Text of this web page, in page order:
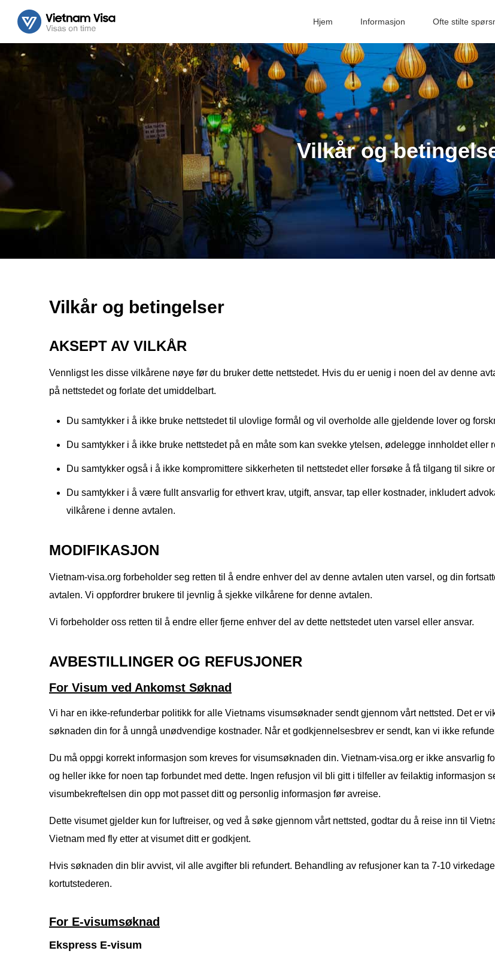
Hjem Informasjon Ofte stilte
Vilkår og
Vilkår og betingelser
AKSEPT AV VILKÅR
Vennligst les disse vilkårene nøye før du bruker dette nettstedet. Hvis du er uenig i noen del av denne
på nettstedet og forlate det umiddelbart.
Du samtykker i å ikke bruke nettstedet til ulovlige formål og vil overholde alle gjeldende lover og
Du samtykker i å ikke bruke nettstedet på en måte som kan svekke ytelsen, ødelegge innholdet eller
Du samtykker også i å ikke kompromittere sikkerheten til nettstedet eller forsøke å få tilgang til sikre
Du samtykker i å være fullt ansvarlig for ethvert krav, utgift, ansvar, tap eller kostnader, inkludert
vilkårene i denne avtalen.
MODIFIKASJON
Vietnam-visa.org forbeholder seg retten til å endre enhver del av denne avtalen uten varsel, og din
avtalen. Vi oppfordrer brukere til jevnlig å sjekke vilkårene for denne avtalen.
Vi forbeholder oss retten til å endre eller fjerne enhver del av dette nettstedet uten varsel eller ansvar.
AVBESTILLINGER OG REFUSJONER
For Visum ved Ankomst Søknad
Vi har en ikke-refunderbar politikk for alle Vietnams visumsøknader sendt gjennom vårt nettsted. Det er
søknaden din for å unngå unødvendige kostnader. Når et godkjennelsesbrev er sendt, kan vi ikke
Du må oppgi korrekt informasjon som kreves for visumsøknaden din. Vietnam-visa.org er ikke ansvarlig
og heller ikke for noen tap forbundet med dette. Ingen refusjon vil bli gitt i tilfeller av feilaktig informasjon
visumbekreftelsen din opp mot passet ditt og personlig informasjon før avreise.
Dette visumet gjelder kun for luftreiser, og ved å søke gjennom vårt nettsted, godtar du å reise inn til
Vietnam med fly etter at visumet ditt er godkjent.
Hvis søknaden din blir avvist, vil alle avgifter bli refundert. Behandling av refusjoner kan ta 7-10
kortutstederen.
For E-visumsøknad
Ekspress E-visum